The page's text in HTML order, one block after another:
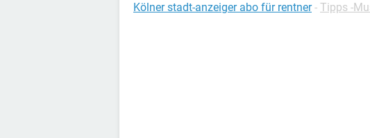
Kölner stadt-anzeiger abo für rentner - Tipps -